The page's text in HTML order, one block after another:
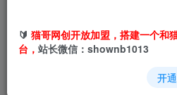
您当
这是一款安卓端的获客软件！整
🔰 猫哥网创开放加盟，搭建一个和
台， 站长微信：shownb1013
开